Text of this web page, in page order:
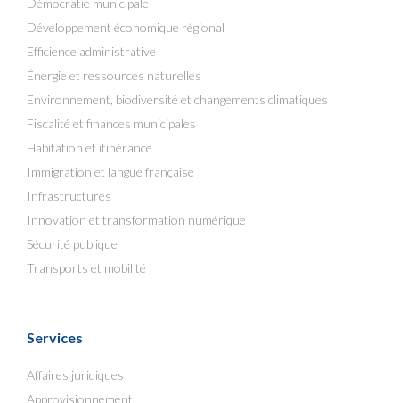
Démocratie municipale
Développement économique régional
Efficience administrative
Énergie et ressources naturelles
Environnement, biodiversité et changements climatiques
Fiscalité et finances municipales
Habitation et itinérance
Immigration et langue française
Infrastructures
Innovation et transformation numérique
Sécurité publique
Transports et mobilité
Services
Affaires juridiques
Approvisionnement